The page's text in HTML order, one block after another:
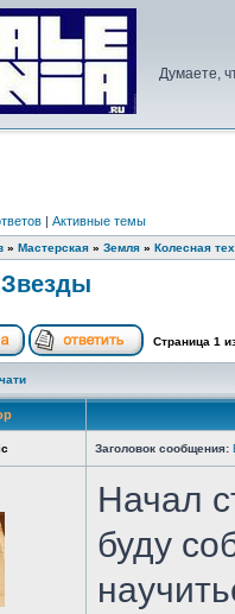
Думаете,
| Активные темы
» Мастерская » Земля » Колесная
Страница 1
Заголовок сообщения:
Начал
буду